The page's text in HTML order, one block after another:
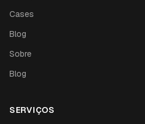
Cases
Blog
Sobre
Blog
SERVIÇOS